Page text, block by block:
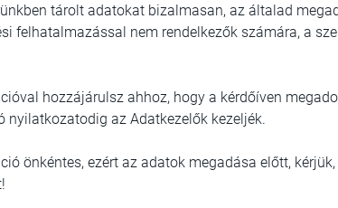
tárolt adatokat bizalmasan, az általad
felhatalmazással nem rendelkezők számára, a
hozzájárulsz ahhoz, hogy a kérdőíven
nyilatkozatodig az Adatkezelők kezeljék.
önkéntes, ezért az adatok megadása előtt,